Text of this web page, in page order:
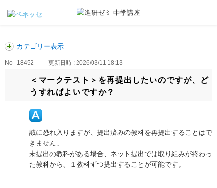
カテゴリー表示
No : 18452 更新日時 : 2026/03/11 18:13
＜マークテスト＞を再提出したいのですが、ど
うすればよいですか？
誠に恐れ入りますが、提出済みの教科を再提出することはで
きません。
未提出の教科がある場合、ネット提出では取り組みが終わっ
た教科から、１教科ずつ提出することが可能です。